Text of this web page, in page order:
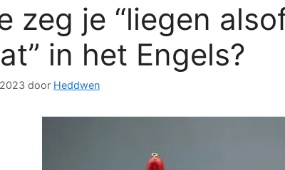
zeg je “liegen
in het Engels?
door Heddwen